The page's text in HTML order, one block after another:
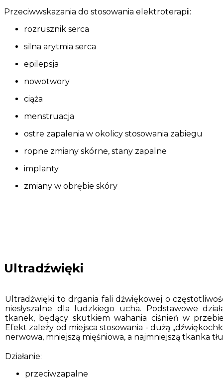
Przeciwwskazania do stosowania elektroterapii:
rozrusznik serca
silna arytmia serca
epilepsja
nowotwory
ciąża
menstruacja
ostre zapalenia w okolicy stosowania zabiegu
ropne zmiany skórne, stany zapalne
implanty
zmiany w obrębie skóry
Ultradźwięki
Ultradźwięki to drgania fali dźwiękowej o
niesłyszalne dla ludzkiego ucha. Podstawowe
tkanek, będący skutkiem wahania ciśnień w
Efekt zależy od miejsca stosowania - dużą
nerwowa, mniejszą mięśniowa, a najmniejszą tkanka
Działanie:
przeciwzapalne